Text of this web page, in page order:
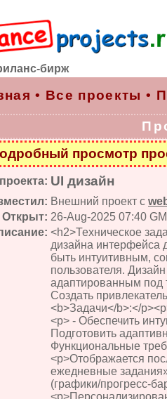
бирж
• Все проекты •
просмотр
UI дизайн
Внешний проект с
Открыт: 26-Aug-2025 07:40
<h2>Техническое
дизайна интерфейса
быть интуитивным,
пользователя.
адаптированным под
Создать
<b>Задачи</b>:</
<p> - Обеспечить
Подготовить
Функциональные
<p>Отображается
ежедневные
(графики/прогресс-